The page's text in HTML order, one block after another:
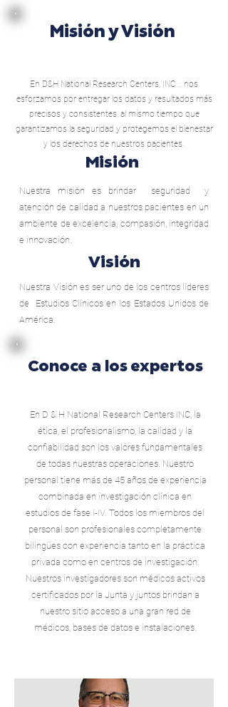
Misión y Visión
En D&H National Research Centers, INC ., nos
esforzamos por entregar los datos y resultados más
precisos y consistentes, al mismo tiempo que
garantizamos la seguridad y protegemos el bienestar
y los derechos de nuestros pacientes.
Misión
Nuestra misión es brindar seguridad y
atención de calidad a nuestros pacientes en un
ambiente de excelencia, compasión, integridad
e innovación.
Visión
Nuestra Visión es ser uno de los centros líderes
de
Estudios Clínicos en los Estados Unidos de
América.
Conoce a los expertos
En D & H National Research Centers INC, la
ética, el profesionalismo, la calidad y la
confiabilidad son los valores fundamentales
de todas nuestras operaciones. Nuestro
personal tiene más de 45 años de experiencia
combinada en investigación clínica en
estudios de fase I-IV. Todos los miembros del
personal son profesionales completamente
bilingües con experiencia tanto en la práctica
privada como en centros de investigación.
Nuestros investigadores son médicos activos
certificados por la Junta y juntos brindan a
nuestro sitio acceso a una gran red de
médicos, bases de datos e instalaciones.